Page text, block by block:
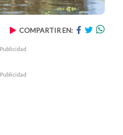
COMPARTIR EN:
Publicidad
Publicidad